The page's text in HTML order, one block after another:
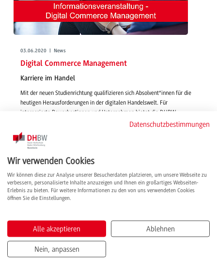
03.06.2020 | News
Digital Commerce Management
Karriere im Handel
Mit der neuen Studienrichtung qualifizieren sich Absolvent*innen für die
heutigen Herausforderungen in der digitalen Handelswelt. Für
interessierte Bewerber*innen und Unternehmen bietet die DHBW
Mannheim im Juni 2 Online-Infoveranstaltungen an.
weiterlesen
Datenschutzbestimmungen
Wir verwenden Cookies
Wir können diese zur Analyse unserer Besucherdaten platzieren, um unsere Webseite zu
verbessern, personalisierte Inhalte anzuzeigen und Ihnen ein großartiges Webseiten-
Erlebnis zu bieten. Für weitere Informationen zu den von uns verwendeten Cookies
öffnen Sie die Einstellungen.
Alle akzeptieren Ablehnen
Nein, anpassen